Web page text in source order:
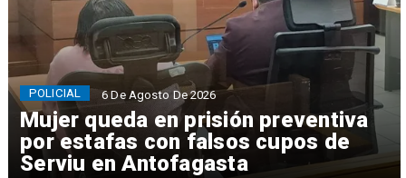
Mujer queda en prisión preventiva
por estafas con falsos cupos de
Serviu en Antofagasta
POLICIAL 6 De Agosto De 2026